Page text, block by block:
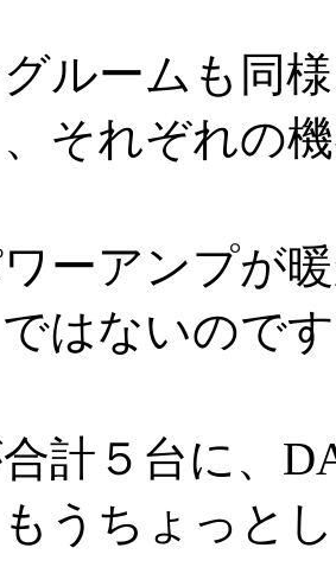
ルームも同
それぞれの
ーアンプが
はないので
計５台に、
うちょっと